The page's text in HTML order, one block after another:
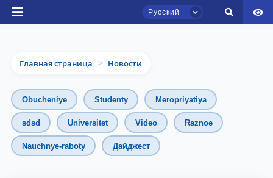
Русский
Главная страница > Новости
Obucheniye Studenty Meropriyatiya
sdsd Universitet Video Raznoe
Nauchnye-raboty Дайджест
Чат приёмной комиссии ТГЮУ
Онлайн